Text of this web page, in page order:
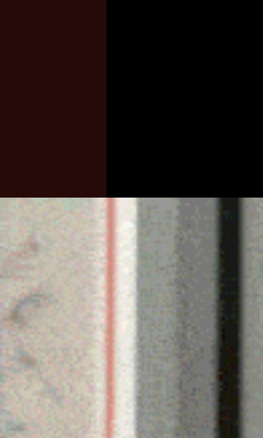
Home Ozieri
ALGHERO,
FURTO
17 Gennaio 2025, 00:17